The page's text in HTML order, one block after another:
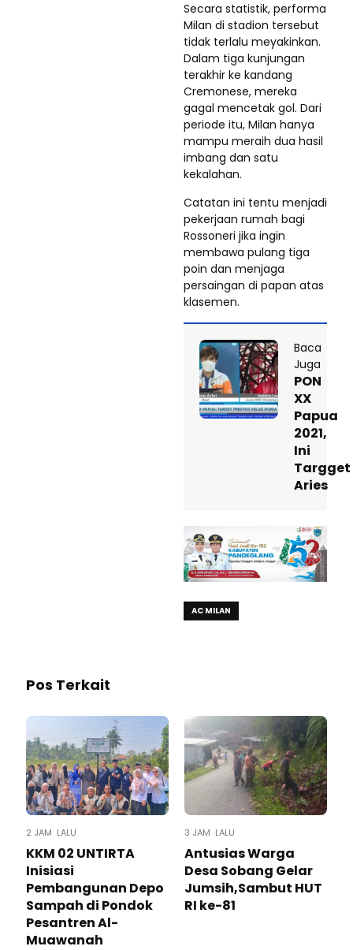
Secara statistik, performa
Milan di stadion tersebut
tidak terlalu meyakinkan.
Dalam tiga kunjungan
terakhir ke kandang
Cremonese, mereka
gagal mencetak gol. Dari
periode itu, Milan hanya
mampu meraih dua hasil
imbang dan satu
kekalahan.
Catatan ini tentu menjadi
pekerjaan rumah bagi
Rossoneri jika ingin
membawa pulang tiga
poin dan menjaga
persaingan di papan atas
klasemen.
Baca
Juga
PON
XX
Papua
2021,
Ini
Targget
Aries
AC MILAN
Pos Terkait
2 JAM LALU
KKM 02 UNTIRTA
Inisiasi
Pembangunan Depo
Sampah di Pondok
Pesantren Al-
Muawanah
3 JAM LALU
Antusias Warga
Desa Sobang Gelar
Jumsih,Sambut HUT
RI ke-81